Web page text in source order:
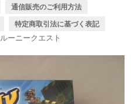
通信販売のご利用方法
特定商取引法に基づく表記
ルーニークエスト